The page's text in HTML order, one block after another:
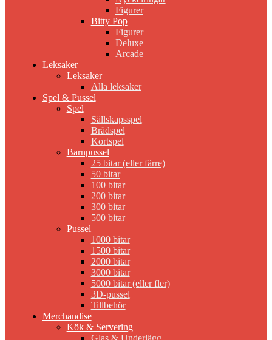
Figurer
Bitty Pop
Figurer
Deluxe
Arcade
Leksaker
Leksaker
Alla leksaker
Spel & Pussel
Spel
Sällskapsspel
Brädspel
Kortspel
Barnpussel
25 bitar (eller färre)
50 bitar
100 bitar
200 bitar
300 bitar
500 bitar
Pussel
1000 bitar
1500 bitar
2000 bitar
3000 bitar
5000 bitar (eller fler)
3D-pussel
Tillbehör
Merchandise
Kök & Servering